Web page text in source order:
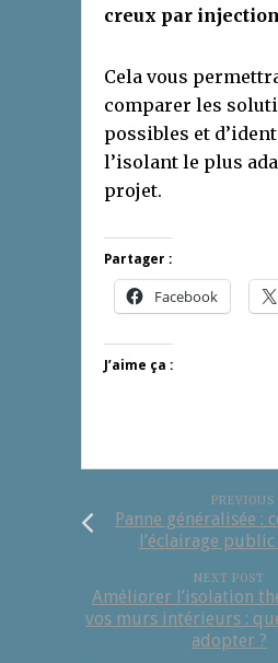
creux par injection
Cela vous
comparer les
possibles et
l’isolant le plus
projet.
Partager :
Facebook
J’aime ça :
PREVIOUS
Panne généralisée
l’éclairage
NEXT POST
Améliorer l’isolation
vos murs intérieurs :
adopter ?